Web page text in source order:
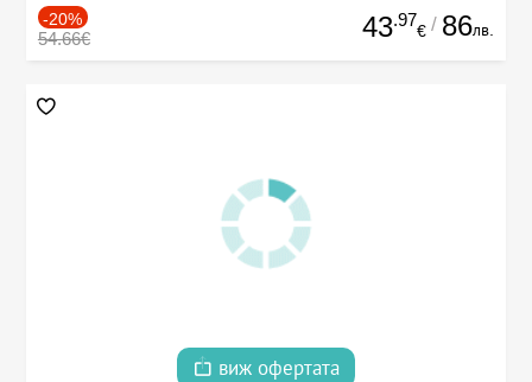
-20%
54.66€ 43.97
€ / 86лв.
виж офертата